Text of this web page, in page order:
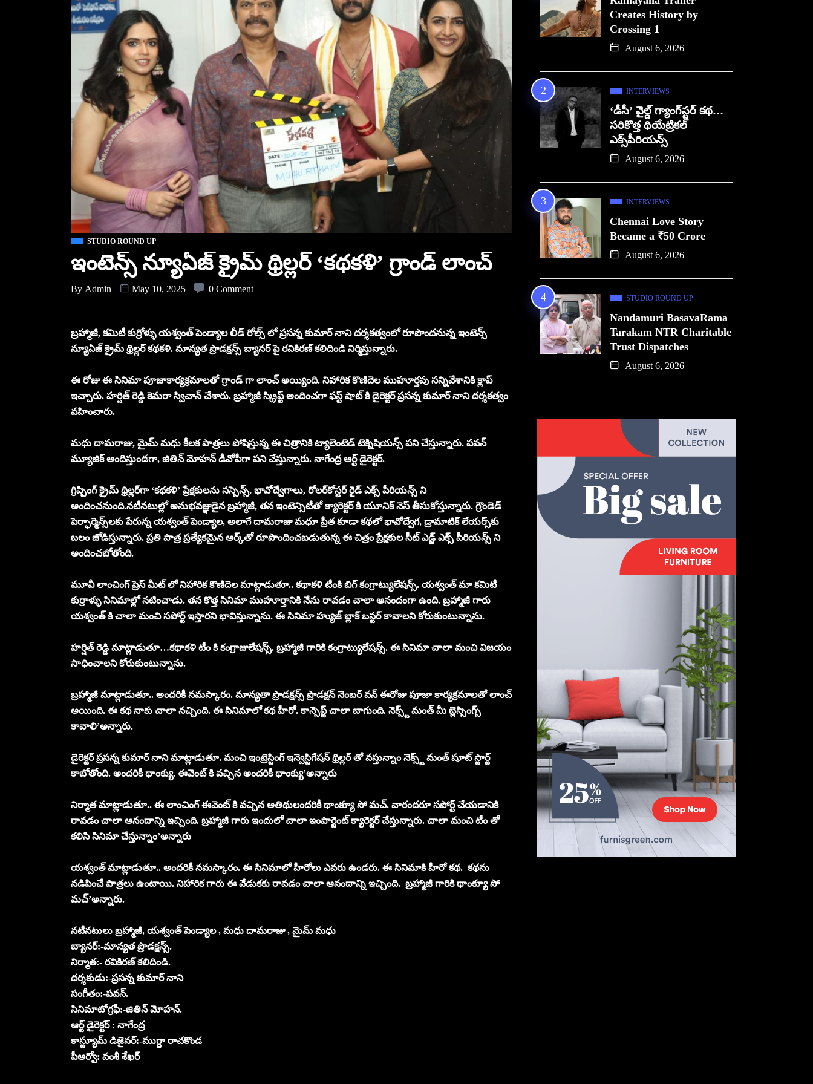
STUDIO ROUND UP
ఇంటెన్స్ న్యూఏజ్ క్రైమ్ థ్రిల్లర్ ‘కథకళి’ గ్రాండ్ లాంచ్
By Admin May 10, 2025 0 Comment
బ్రహ్మాజీ, కమిటీ కుర్రోళ్ళు యశ్వంత్ పెండ్యాల లీడ్ రోల్స్ లో ప్రసన్న కుమార్ నాని దర్శకత్వంలో రూపొందనున్న ఇంటెన్స్
న్యూఏజ్ క్రైమ్ థ్రిల్లర్ కథకళి. మాన్యత ప్రొడక్షన్స్ బ్యానర్ పై రవికిరణ్ కలిదిండి నిర్మిస్తున్నారు.
ఈ రోజు ఈ సినిమా పూజాకార్యక్రమాలతో గ్రాండ్ గా లాంచ్ అయ్యింది. నిహారిక కొణిదెల ముహూర్తపు సన్నివేశానికి క్లాప్
ఇచ్చారు. హర్షిత్ రెడ్డి కెమరా స్విచాన్ చేశారు. బ్రహ్మాజీ స్క్రిప్ట్ అందించగా ఫస్ట్ షాట్ కి డైరెక్టర్ ప్రసన్న కుమార్ నాని దర్శకత్వం
వహించారు.
మధు దామరాజు, మైమ్ మధు కీలక పాత్రలు పోషిస్తున్న ఈ చిత్రానికి ట్యాలెంటెడ్ టెక్నిషియన్స్ పని చేస్తున్నారు. పవన్
మ్యూజిక్ అందిస్తుండగా, జితిన్ మోహన్ డీవోపీగా పని చేస్తున్నారు. నాగేంద్ర ఆర్ట్ డైరెక్టర్.
గ్రిప్పింగ్ క్రైమ్ థ్రిల్లర్‌గా ‘కథకళి’ ప్రేక్షకులను సస్పెన్స్, భావోద్వేగాలు, రోలర్‌కోస్టర్ రైడ్ ఎక్స్ పీరియన్స్ ని
అందించనుంది.నటీనటుల్లో అనుభవజ్ఞుడైన బ్రహ్మాజీ, తన ఇంటెన్సిటీతో క్యారెక్టర్ కి యూనిక్ నెస్ తీసుకోస్తున్నారు. గ్రౌండెడ్
పెర్ఫార్మెన్స్‌లకు పేరున్న యశ్వంత్ పెండ్యాల, అలాగే దామరాజు మధూ ప్రీత కూడా కథలో భావోద్వేగ, డ్రామాటిక్ లేయర్స్‌కు
బలం జోడిస్తున్నారు. ప్రతి పాత్ర ప్రత్యేకమైన ఆర్క్‌తో రూపొందించబడుతున్న ఈ చిత్రం ప్రేక్షకుల సీట్ ఎడ్జ్ ఎక్స్ పీరియన్స్ ని
అందించబోతోంది.
మూవీ లాంచింగ్ ప్రెస్ మీట్ లో నిహారిక కొణిదెల మాట్లాడుతూ.. కథాకళి టీంకి బిగ్ కంగ్రాట్యులేషన్స్. యశ్వంత్ మా కమిటీ
కుర్రాళ్ళు సినిమాల్లో నటించాడు. తన కొత్త సినిమా ముహూర్తానికి నేను రావడం చాలా ఆనందంగా ఉంది. బ్రహ్మాజీ గారు
యశ్వంత్ కి చాలా మంచి సపోర్ట్ ఇస్తారని భావిస్తున్నాను. ఈ సినిమా హ్యుజ్ బ్లాక్ బస్టర్ కావాలని కోరుకుంటున్నాను.
హర్షిత్ రెడ్డి మాట్లాడుతూ…కథాకళి టీం కి కంగ్రాజులేషన్స్. బ్రహ్మాజీ గారికి కంగ్రాట్యులేషన్స్. ఈ సినిమా చాలా మంచి విజయం
సాధించాలని కోరుకుంటున్నాను.
బ్రహ్మాజీ మాట్లాడుతూ.. అందరికీ నమస్కారం. మాన్యతా ప్రొడక్షన్స్ ప్రొడక్షన్ నెంబర్ వన్ ఈరోజు పూజా కార్యక్రమాలతో లాంచ్
అయింది. ఈ కథ నాకు చాలా నచ్చింది. ఈ సినిమాలో కథ హీరో. కాన్సెప్ట్ చాలా బాగుంది. నెక్స్ట్ మంత్ మీ బ్లెస్సింగ్స్
కావాలి’అన్నారు.
డైరెక్టర్ ప్రసన్న కుమార్ నాని మాట్లాడుతూ. మంచి ఇంట్రెస్టింగ్ ఇన్వెస్టిగేషన్ థ్రిల్లర్ తో వస్తున్నాం నెక్స్ట్ మంత్ షూట్ స్టార్ట్
కాబోతోంది. అందరికీ థాంక్యు. ఈవెంట్ కి వచ్చిన అందరికీ థాంక్యు’అన్నారు
నిర్మాత మాట్లాడుతూ.. ఈ లాంచింగ్ ఈవెంట్ కి వచ్చిన అతిథులందరికీ థాంక్యూ సో మచ్. వారందరూ సపోర్ట్ చేయడానికి
రావడం చాలా ఆనందాన్ని ఇచ్చింది. బ్రహ్మాజీ గారు ఇందులో చాలా ఇంపార్టెంట్ క్యారెక్టర్ చేస్తున్నారు. చాలా మంచి టీం తో
కలిసి సినిమా చేస్తున్నాం’అన్నారు
యశ్వంత్ మాట్లాడుతూ.. అందరికీ నమస్కారం. ఈ సినిమాలో హీరోలు ఎవరు ఉండరు. ఈ సినిమాకి హీరో కథ. కథను
నడిపించే పాత్రలు ఉంటాయి. నిహారిక గారు ఈ వేడుకకు రావడం చాలా ఆనందాన్ని ఇచ్చింది. బ్రహ్మాజీ గారికి థాంక్యూ సో
మచ్’అన్నారు.
నటీనటులు బ్రహ్మాజీ, యశ్వంత్ పెండ్యాల , మధు దామరాజు , మైమ్ మధు
బ్యానర్:-మాన్యత ప్రొడక్షన్స్.
నిర్మాత:- రవికిరణ్ కలిదిండి.
దర్శకుడు:-ప్రసన్న కుమార్ నాని
సంగీతం:-పవన్.
సినిమాటోగ్రఫీ:-జితిన్ మోహన్.
ఆర్ట్ డైరెక్టర్ : నాగేంద్ర
కాస్ట్యూమ్ డిజైనర్:-ముగ్ధా రాచకొండ
పీఆర్వో: వంశీ శేఖర్
Creates History by
Crossing 1
August 6, 2026
INTERVIEWS
‘డీసీ’ వైల్డ్ గ్యాంగ్‌స్టర్ కథ…
సరికొత్త థియేట్రికల్
ఎక్స్‌పీరియన్స్
August 6, 2026
INTERVIEWS
Chennai Love Story
Became a ₹50 Crore
August 6, 2026
STUDIO ROUND UP
Nandamuri BasavaRama
Tarakam NTR Charitable
Trust Dispatches
August 6, 2026